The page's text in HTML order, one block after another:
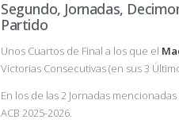
Segundo, Jornadas,
Partido
Unos Cuartos de Final a los que el
Victorias Consecutivas (en sus 3
En los de las 2 Jornadas
ACB 2025-2026.